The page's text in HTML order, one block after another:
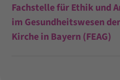
Fachstelle für Ethik und
im Gesundheitswesen
Kirche in Bayern (FEAG)